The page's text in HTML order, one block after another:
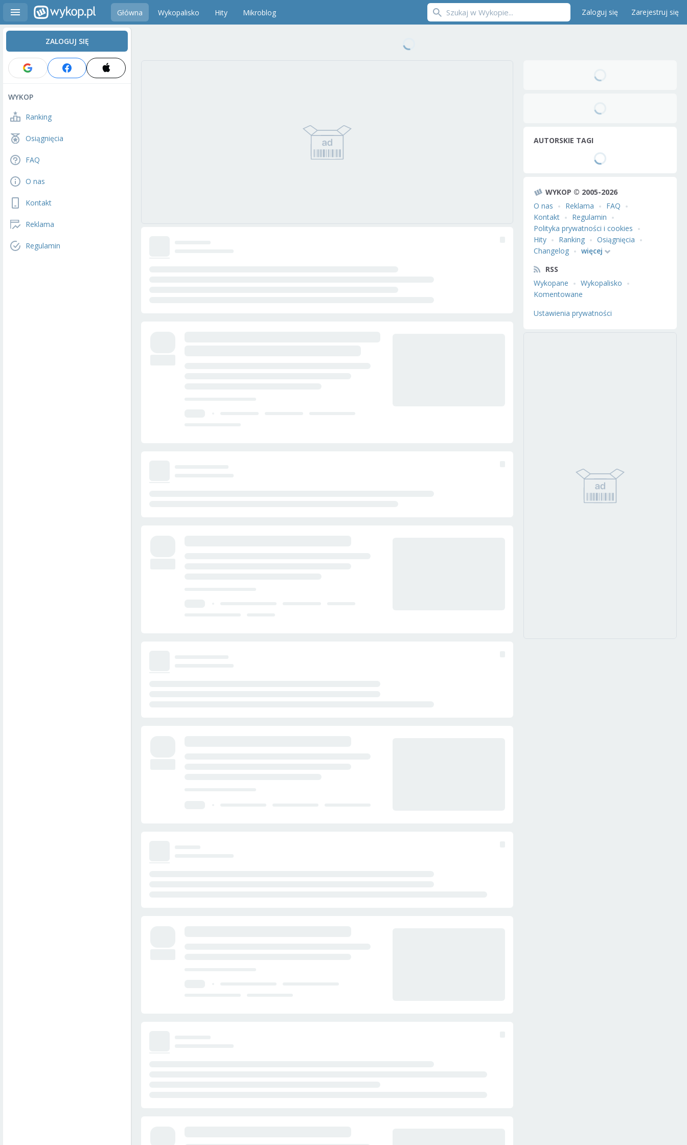
Główna Wykopalisko Hity Mikroblog Zaloguj się Zarejestruj się
ZALOGUJ SIĘ
WYKOP
Ranking
Osiągnięcia
FAQ
O nas
Kontakt
Reklama
Regulamin
AUTORSKIE TAGI
WYKOP © 2005-2026
O nas
Reklama
FAQ
Kontakt
Regulamin
Polityka prywatności i cookies
Hity
Ranking
Osiągnięcia
Changelog
więcej
RSS
Wykopane
Wykopalisko
Komentowane
Ustawienia prywatności